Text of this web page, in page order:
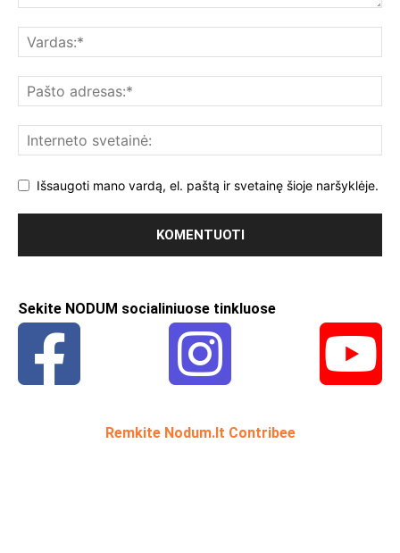
Išsaugoti mano vardą, el. paštą ir svetainę šioje naršyklėje.
Sekite NODUM socialiniuose tinkluose
Remkite Nodum.lt Contribee